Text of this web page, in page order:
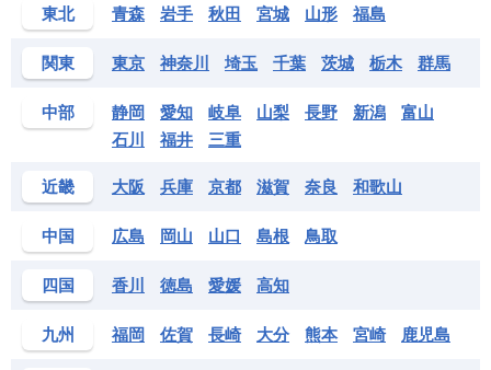
東北 青森 岩手 秋田 宮城 山形 福島
関東 東京 神奈川 埼玉 千葉 茨城 栃木 群馬
中部 静岡 愛知 岐阜 山梨 長野 新潟
富山
石川
福井 三重
近畿 大阪 兵庫 京都 滋賀 奈良 和歌山
中国 広島 岡山 山口 島根 鳥取
四国 香川 徳島 愛媛 高知
九州 福岡 佐賀 長崎 大分 熊本 宮崎 鹿児島